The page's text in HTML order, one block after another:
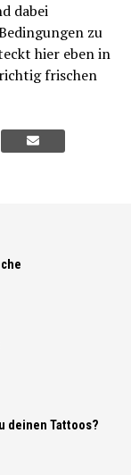
dabei
zu
hier eben in
frischen
deinen Tattoos?